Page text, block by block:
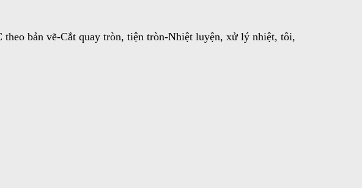
theo bản vẽ-Cắt quay tròn, tiện tròn-Nhiệt luyện, xử lý nhiệt, tôi,